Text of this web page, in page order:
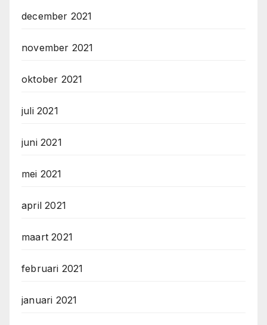
december 2021
november 2021
oktober 2021
juli 2021
juni 2021
mei 2021
april 2021
maart 2021
februari 2021
januari 2021